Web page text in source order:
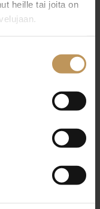
heille tai joita on